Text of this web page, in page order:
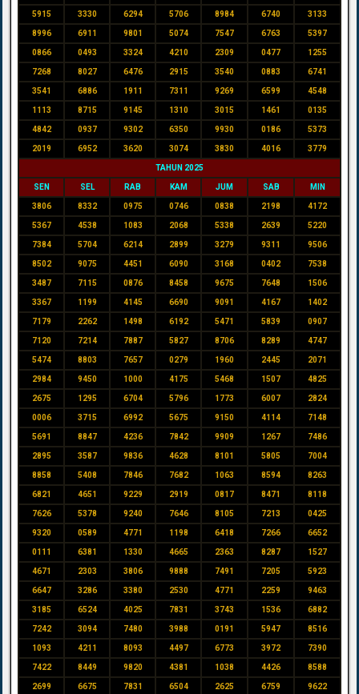
5915 3330 6294 5706 8984 6740 3133
8996 6911 9801 5074 7547 6763 5397
0866 0493 3324 4210 2309 0477 1255
7268 8027 6476 2915 3540 0883 6741
3541 6886 1911 7311 9269 6599 4548
1113 8715 9145 1310 3015 1461 0135
4842 0937 9302 6350 9930 0186 5373
2019 6952 3620 3074 3830 4016 3779
TAHUN 2025
SEN SEL RAB KAM JUM SAB MIN
3806 8332 0975 0746 0838 2198 4172
5367 4538 1083 2068 5338 2639 5220
7384 5704 6214 2899 3279 9311 9506
8502 9075 4451 6090 3168 0402 7538
3487 7115 0876 8458 9675 7648 1506
3367 1199 4145 6690 9091 4167 1402
7179 2262 1498 6192 5471 5839 0907
7120 7214 7887 5827 8706 8289 4747
5474 8803 7657 0279 1960 2445 2071
2984 9450 1000 4175 5468 1507 4825
2675 1295 6704 5796 1773 6007 2824
0006 3715 6992 5675 9150 4114 7148
5691 8847 4236 7842 9909 1267 7486
2895 3587 9836 4628 8101 5805 7004
8858 5408 7846 7682 1063 8594 8263
6821 4651 9229 2919 0817 8471 8118
7626 5378 9240 7646 8105 7213 0425
9320 0589 4771 1198 6418 7266 6652
0111 6381 1330 4665 2363 8287 1527
4671 2303 3806 9888 7491 7205 5923
6647 3286 3380 2530 4771 2259 9463
3185 6524 4025 7831 3743 1536 6882
7242 3094 7480 3988 0191 5947 8516
1093 4211 8093 4497 6773 3972 7390
7422 8449 9820 4381 1038 4426 8588
2699 6675 7831 6504 2625 6759 9622